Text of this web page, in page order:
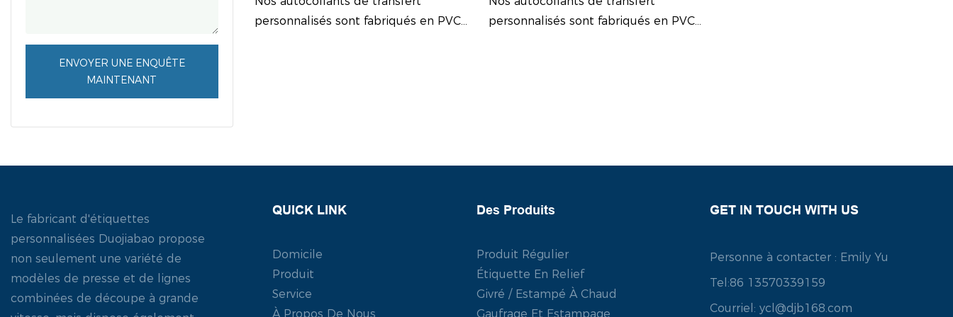
ENVOYER UNE ENQUÊTE
MAINTENANT
Rouleau Étanche Pour Tous Types
personnalisés sont fabriqués en PVC
Usine | Autocollants Laser
personnalisés sont fabriqués en PVC
Le fabricant d'étiquettes
personnalisées Duojiabao propose
non seulement une variété de
modèles de presse et de lignes
combinées de découpe à grande
QUICK LINK
Domicile
Produit
Service
À Propos De Nous
Des Produits
Produit Régulier
Étiquette En Relief
Givré / Estampé À Chaud
Gaufrage Et Estampage
GET IN TOUCH WITH US
Personne à contacter : Emily Yu
Tel:86 13570339159
Courriel: ycl@djb168.com